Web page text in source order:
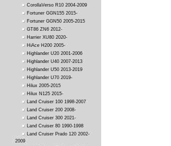
CorollaVerso R10 2004-2009
Fortuner GGN155 2015-
Fortuner GGN50 2005-2015
GT86 ZN6 2012-
Harrier XU80 2020-
HiAce H200 2005-
Highlander U20 2001-2006
Highlander U40 2007-2013
Highlander U50 2013-2019
Highlander U70 2019-
Hilux 2005-2015
Hilux N125 2015-
Land Cruiser 100 1998-2007
Land Cruiser 200 2008-
Land Cruiser 300 2021-
Land Cruiser 80 1990-1998
Land Cruiser Prado 120 2002-
2009